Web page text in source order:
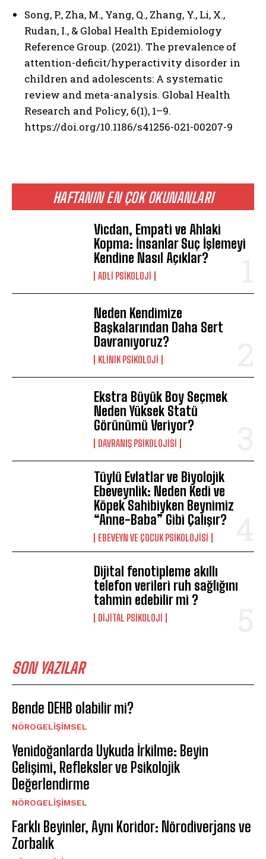
HAFTANIN EN ÇOK OKUNANLARI
Vicdan, Empati ve Ahlaki
Kopma: İnsanlar Suç İşlemeyi
Kendine Nasıl Açıklar?
ADLI PSIKOLOJI
Neden Kendimize
Başkalarından Daha Sert
Davranıyoruz?
KLINIK PSIKOLOJI
Ekstra Büyük Boy Seçmek
Neden Yüksek Statü
Görünümü Veriyor?
DAVRANIŞ PSIKOLOJISI
Tüylü Evlatlar ve Biyolojik
Ebeveynlik: Neden Kedi ve
Köpek Sahibiyken Beynimiz
“Anne-Baba” Gibi Çalışır?
EBEVEYN VE ÇOCUK PSIKOLOJISI
Dijital fenotipleme akıllı
telefon verileri ruh sağlığını
tahmin edebilir mi ?
DIJITAL PSIKOLOJI
SON YAZILAR
Bende DEHB olabilir mi?
NÖROGELIŞIMSEL
Yenidoğanlarda Uykuda İrkilme: Beyin
Gelişimi, Refleksler ve Psikolojik
Değerlendirme
NÖROGELIŞIMSEL
Farklı Beyinler, Aynı Koridor: Nörodiverjans ve
Zorbalık
Song, P., Zha, M., Yang, Q., Zhang, Y., Li, X.,
Rudan, I., & Global Health Epidemiology
Reference Group. (2021). The prevalence of
attention-deficit/hyperactivity disorder in
children and adolescents: A systematic
review and meta-analysis. Global Health
Research and Policy, 6(1), 1–9.
https://doi.org/10.1186/s41256-021-00207-9